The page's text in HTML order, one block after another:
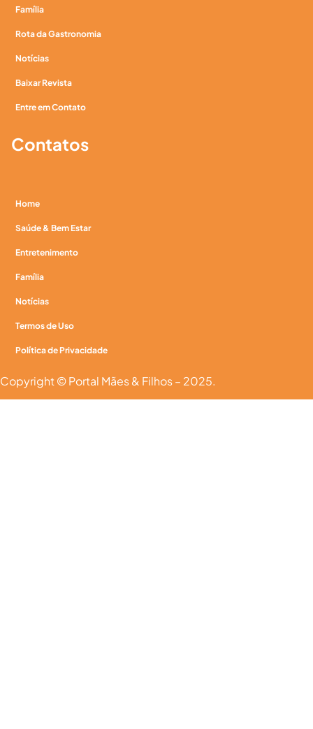
Família
Rota da Gastronomia
Notícias
Baixar Revista
Entre em Contato
Contatos
Home
Saúde & Bem Estar
Entretenimento
Família
Notícias
Termos de Uso
Política de Privacidade
Copyright © Portal Mães & Filhos – 2025.